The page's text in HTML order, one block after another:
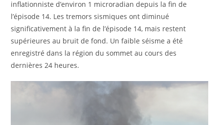
inflationniste d’environ 1 microradian depuis la fin de
l’épisode 14. Les tremors sismiques ont diminué
significativement à la fin de l’épisode 14, mais restent
supérieures au bruit de fond. Un faible séisme a été
enregistré dans la région du sommet au cours des
dernières 24 heures.